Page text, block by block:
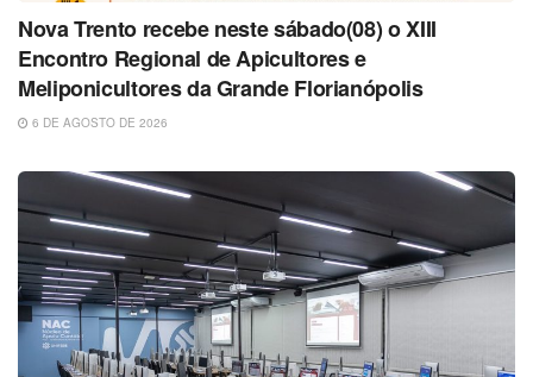
Nova Trento recebe neste sábado(08) o XIII
Encontro Regional de Apicultores e
Meliponicultores da Grande Florianópolis
6 DE AGOSTO DE 2026